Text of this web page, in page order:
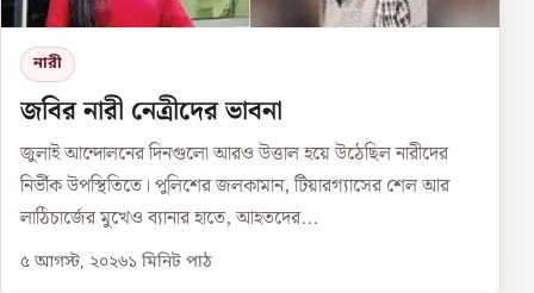
নারী
জবির নারী নেত্রীদের ভাবনা
জুলাই আন্দোলনের দিনগুলো আরও উত্তাল হয়ে উঠেছিল নারীদের
নির্ভীক উপস্থিতিতে। পুলিশের জলকামান, টিয়ারগ্যাসের শেল আর
লাঠিচার্জের মুখেও ব্যানার হাতে, আহতদের...
৫ আগস্ট, ২০২৬১ মিনিট পাঠ